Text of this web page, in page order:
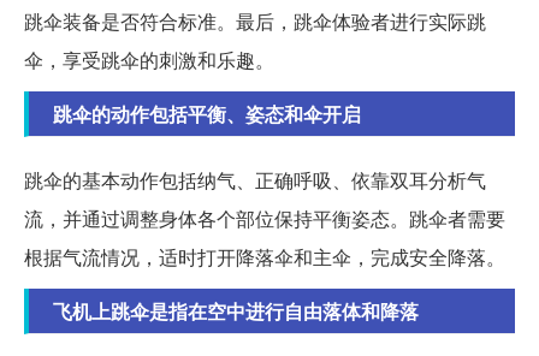
跳伞装备是否符合标准。最后，跳伞体验者进行实际跳
伞，享受跳伞的刺激和乐趣。
跳伞的动作包括平衡、姿态和伞开启
跳伞的基本动作包括纳气、正确呼吸、依靠双耳分析气
流，并通过调整身体各个部位保持平衡姿态。跳伞者需要
根据气流情况，适时打开降落伞和主伞，完成安全降落。
飞机上跳伞是指在空中进行自由落体和降落